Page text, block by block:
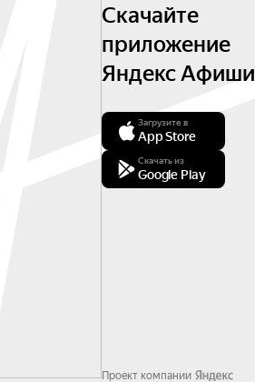
Скачайте
приложение
Яндекс Афиши
Загрузите в
App Store
Скачать из
Google Play
Проект компании